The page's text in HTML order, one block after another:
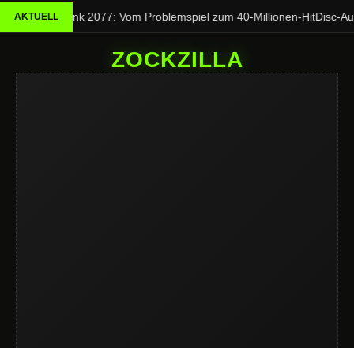
AKTUELL
Cyberpunk 2077: Vom Problemspiel zum 40-Millionen-HitDisc-
ZOCKZILLA